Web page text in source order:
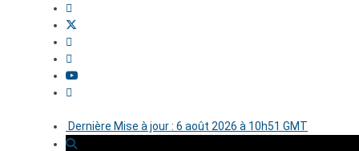
Dernière Mise à jour : 6 août 2026 à 10h51 GMT